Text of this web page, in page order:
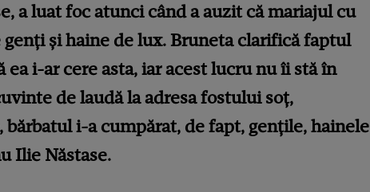
a luat foc atunci când a auzit că mariajul cu
şi haine de lux. Bruneta clarifică faptul
i-ar cere asta, iar acest lucru nu îi stă în
de laudă la adresa fostului soţ,
i-a cumpărat, de fapt, genţile, hainele
Ilie Năstase.